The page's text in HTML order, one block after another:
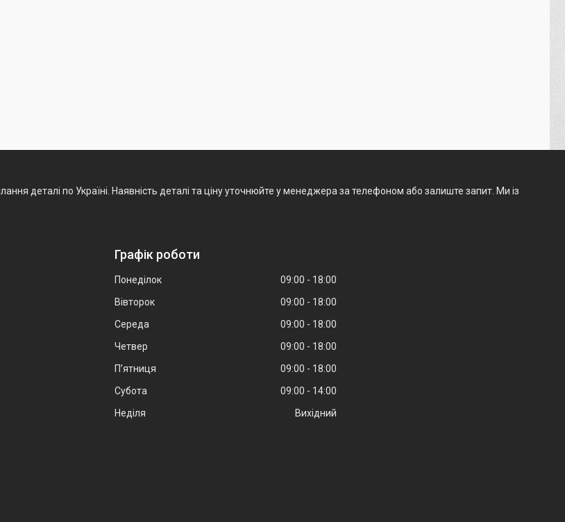
деталі по Україні. Наявність деталі та ціну уточнюйте у менеджера за телефоном або залиште запит. Ми із
Графік роботи
Понеділок 09:00
18:00
Вівторок
09:00
18:00
Середа
09:00
18:00
Четвер
09:00
18:00
Пʼятниця
09:00
18:00
Субота
09:00
14:00
Неділя
Вихідний